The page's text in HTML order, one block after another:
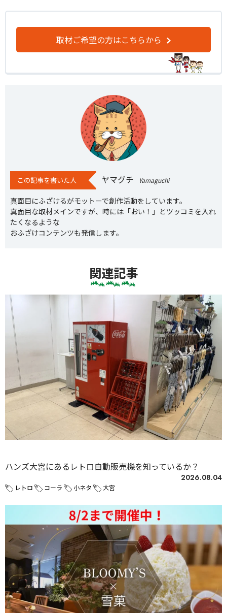
取材ご希望の方はこちらから
この記事を書いた人 ヤマグチ Yamaguchi
真面目にふざけるがモットーで創作活動をしています。
真面目な取材メインですが、時には「おい！」とツッコミを入れ
たくなるような
おふざけコンテンツも発信します。
関連記事
ハンズ大宮にあるレトロ自動販売機を知っているか？
2026.08.04
レトロ コーラ 小ネタ 大宮